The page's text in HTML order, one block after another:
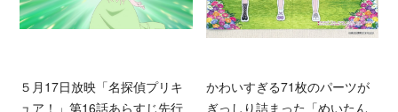
５月17日放映「名探偵プリキ
ュア！」第16話あらすじ先行
かわいすぎる71枚のパーツが
ぎっしり詰まった「めいたん